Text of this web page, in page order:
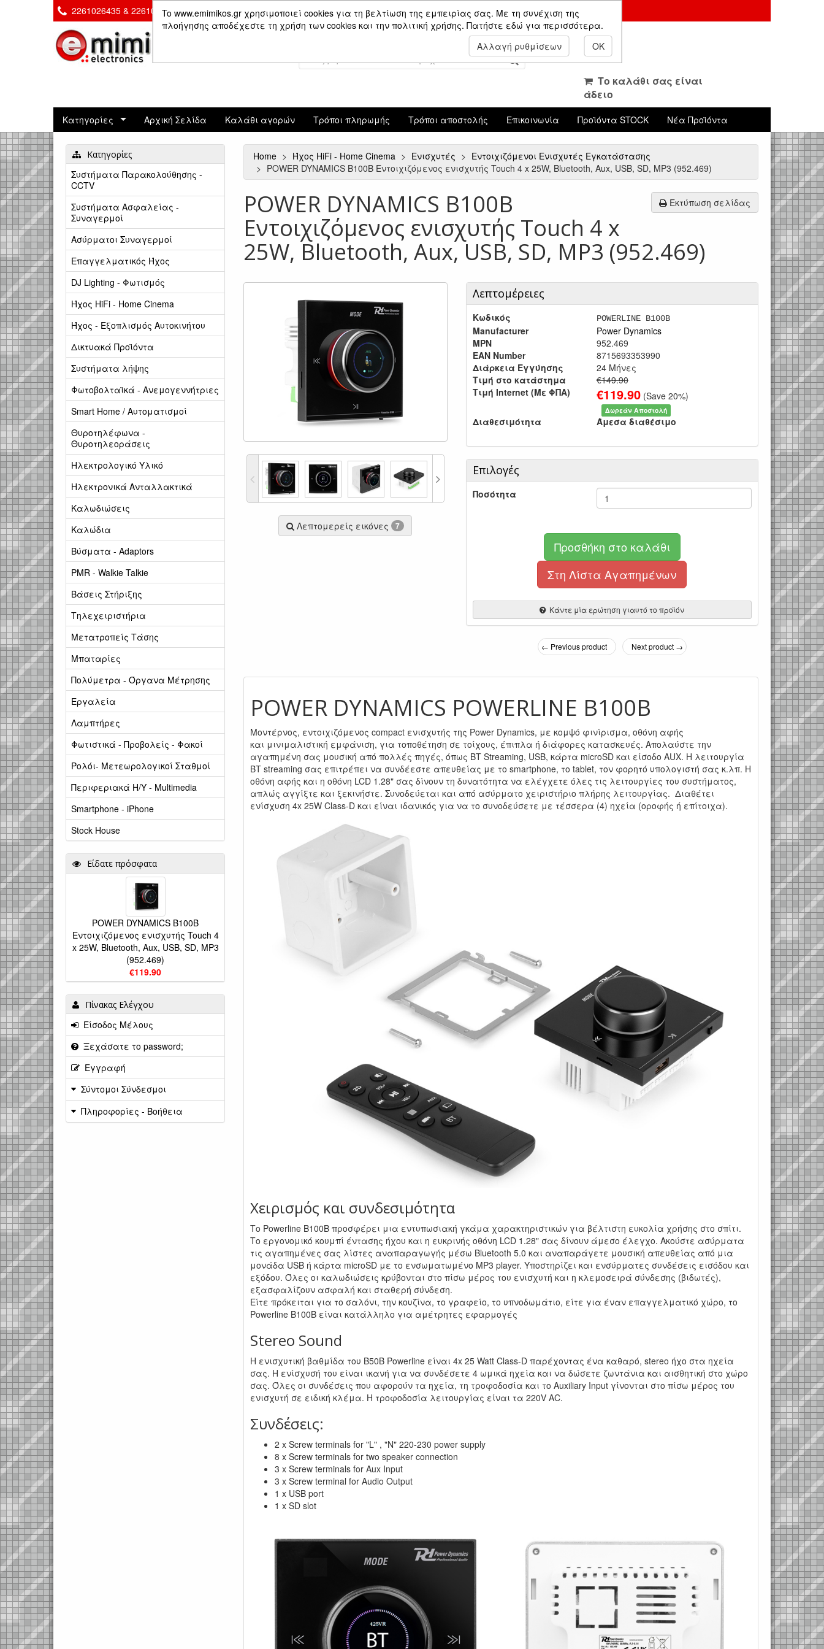
To www.emimikos.gr χρησιμοποιεί cookies για τη βελτίωση της εμπειρίας σας. Με τη συνέχιση της
πλοήγησης αποδέχεστε τη χρήση των cookies και την πολιτική χρήσης.Πατήστε εδώ για περισσότερα.
Αλλαγή ρυθμίσεων
OK
2261026435 & 2261081666 Επικοινωνία Είσοδος Μέλους
Το καλάθι σας είναι
άδειο
Κατηγορίες Αρχική Σελίδα Καλάθι αγορών Τρόποι πληρωμής Τρόποι αποστολής Επικοινωνία Προϊόντα STOCK Νέα Προϊόντα
Home Ήχος HiFi - Home Cinema Ενισχυτές
Εντοιχιζόμενοι Ενισχυτές Εγκατάστασης
POWER DYNAMICS B100B Εντοιχιζόμενος ενισχυτής Touch 4 x 25W, Bluetooth, Aux, USB, SD, MP3 (952.469)
Εκτύπωση σελίδας
POWER DYNAMICS B100B
Εντοιχιζόμενος ενισχυτής Touch 4 x
25W, Bluetooth, Aux, USB, SD, MP3 (952.469)
Λεπτομερείς εικόνες 7
Λεπτομέρειες
Κωδικός POWERLINE B100B
Manufacturer
Power Dynamics
MPN
952.469
EAN Number
8715693353990
Διάρκεια Εγγύησης
24 Μήνες
Τιμή στο κατάστημα
€149.90
Τιμή Internet (Με ΦΠΑ)
€119.90(Save 20%)
Δωρεάν Αποστολή
Διαθεσιμότητα Άμεσα διαθέσιμο
Επιλογές
Ποσότητα
Προσθήκη στο καλάθι
Στη Λίστα Αγαπημένων
Κάντε μία ερώτηση γιαυτό το προϊόν
← Previous product Next product →
POWER DYNAMICS POWERLINE B100B
Μοντέρνος, εντοιχιζόμενος compact ενισχυτής της Power Dynamics, με κομψό φινίρισμα, οθόνη αφής
και μινιμαλιστική εμφάνιση, για τοποθέτηση σε τοίχους, έπιπλα ή διάφορες κατασκευές. Απολαύστε την
αγαπημένη σας μουσική από πολλές πηγές, όπως BT Streaming, USB, κάρτα microSD και είσοδο AUX. Η λειτουργία
BT streaming σας επιτρέπει να συνδέεστε απευθείας με το smartphone, το tablet, τον φορητό υπολογιστή σας κ.λπ. Η
οθόνη αφής και η οθόνη LCD 1.28" σας δίνουν τη δυνατότητα να ελέγχετε όλες τις λειτουργίες του συστήματος,
απλώς αγγίξτε και ξεκινήστε. Συνοδεύεται και από ασύρματο χειριστήριο πλήρης λειτουργίας. Διαθέτει
ενίσχυση 4x 25W Class-D και είναι ιδανικός για να το συνοδεύσετε με τέσσερα (4) ηχεία (οροφής ή επίτοιχα).
Χειρισμός και συνδεσιμότητα
Το Powerline B100B προσφέρει μια εντυπωσιακή γκάμα χαρακτηριστικών για βέλτιστη ευκολία χρήσης στο σπίτι.
Το εργονομικό κουμπί έντασης ήχου και η ευκρινής οθόνη LCD 1.28" σας δίνουν άμεσο έλεγχο. Ακούστε ασύρματα
τις αγαπημένες σας λίστες αναπαραγωγής μέσω Bluetooth 5.0 και αναπαράγετε μουσική απευθείας από μια
μονάδα USB ή κάρτα microSD με το ενσωματωμένο MP3 player. Υποστηρίζει και ενσύρματες συνδέσεις εισόδου και
εξόδου. Όλες οι καλωδιώσεις κρύβονται στο πίσω μέρος του ενισχυτή και η κλεμοσειρά σύνδεσης (βιδωτές),
εξασφαλίζουν ασφαλή και σταθερή σύνδεση.
Είτε πρόκειται για το σαλόνι, την κουζίνα, το γραφείο, το υπνοδωμάτιο, είτε για έναν επαγγελματικό χώρο, το
Powerline B100B είναι κατάλληλο για αμέτρητες εφαρμογές
Stereo Sound
Η ενισχυτική βαθμίδα του Β50B Powerline είναι 4x 25 Watt Class-D παρέχοντας ένα καθαρό, stereo ήχο στα ηχεία
σας. Η ενίσχυσή του είναι ικανή για να συνδέσετε 4 ωμικά ηχεία και να δώσετε ζωντάνια και αισθητική στο χώρο
σας. Όλες οι συνδέσεις που αφορούν τα ηχεία, τη τροφοδοσία και το Auxiliary Input γίνονται στο πίσω μέρος του
ενισχυτή σε ειδική κλέμα. Η τροφοδοσία λειτουργίας είναι τα 220V AC.
Συνδέσεις:
2 x Screw terminals for "L" , "N" 220-230 power supply
8 x Screw terminals for two speaker connection
3 x Screw terminals for Aux Input
3 x Screw terminal for Audio Output
1 x USB port
1 x SD slot
Κατηγορίες
Συστήματα Παρακολούθησης -
CCTV
Συστήματα Ασφαλείας -
Συναγερμοί
Ασύρματοι Συναγερμοί
Επαγγελματικός Ήχος
DJ Lighting - Φωτισμός
Ήχος HiFi - Home Cinema
Ήχος - Εξοπλισμός Αυτοκινήτου
Δικτυακά Προϊόντα
Συστήματα λήψης
Φωτοβολταϊκά - Ανεμογεννήτριες
Smart Home / Αυτοματισμοί
Θυροτηλέφωνα -
Θυροτηλεοράσεις
Ηλεκτρολογικό Υλικό
Ηλεκτρονικά Ανταλλακτικά
Καλωδιώσεις
Καλώδια
Βύσματα - Adaptors
PMR - Walkie Talkie
Βάσεις Στήριξης
Τηλεχειριστήρια
Μετατροπείς Τάσης
Μπαταρίες
Πολύμετρα - Όργανα Μέτρησης
Εργαλεία
Λαμπτήρες
Φωτιστικά - Προβολείς - Φακοί
Ρολόι- Μετεωρολογικοί Σταθμοί
Περιφεριακά Η/Υ - Multimedia
Smartphone - iPhone
Stock House
Είδατε πρόσφατα
POWER DYNAMICS B100B
Εντοιχιζόμενος ενισχυτής Touch 4
x 25W, Bluetooth, Aux, USB, SD, MP3
(952.469)
€119.90
Πίνακας Ελέγχου
Είσοδος Μέλους
Ξεχάσατε το password;
Εγγραφή
Σύντομοι Σύνδεσμοι
Πληροφορίες - Βοήθεια